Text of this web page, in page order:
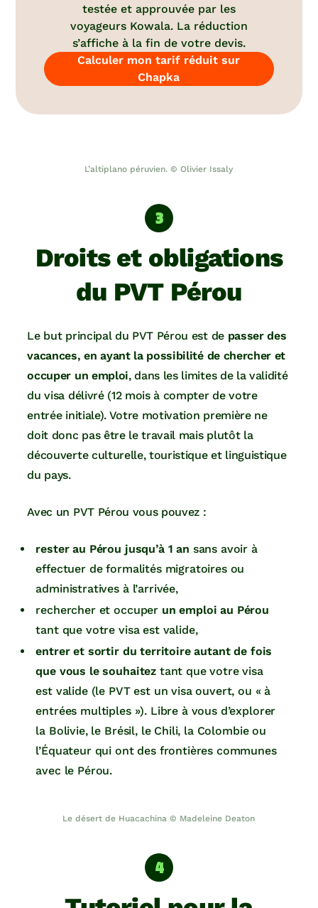
testée et approuvée par les
voyageurs Kowala. La réduction
s’affiche à la fin de votre devis.
Calculer mon tarif réduit sur
Chapka
L’altiplano péruvien. © Olivier Issaly
Droits et obligations
du PVT Pérou
Le but principal du PVT Pérou est de passer des
vacances, en ayant la possibilité de chercher et
occuper un emploi, dans les limites de la validité
du visa délivré (12 mois à compter de votre
entrée initiale). Votre motivation première ne
doit donc pas être le travail mais plutôt la
découverte culturelle, touristique et linguistique
du pays.
Avec un PVT Pérou vous pouvez :
rester au Pérou jusqu’à 1 an sans avoir à
effectuer de formalités migratoires ou
administratives à l’arrivée,
rechercher et occuper un emploi au Pérou
tant que votre visa est valide,
entrer et sortir du territoire autant de fois
que vous le souhaitez tant que votre visa
est valide (le PVT est un visa ouvert, ou « à
entrées multiples »). Libre à vous d’explorer
la Bolivie, le Brésil, le Chili, la Colombie ou
l’Équateur qui ont des frontières communes
avec le Pérou.
Le désert de Huacachina © Madeleine Deaton